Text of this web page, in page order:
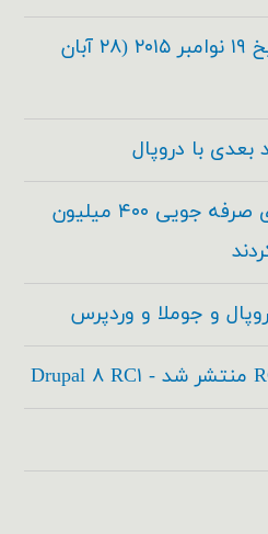
دروپال ۸.۰.۰ در تاریخ ۱۹ نوامبر ۲۰۱۵ (۲۸ آبان
دروپال و آکوئیا برای صرفه جویی ۴۰۰ میلیون
و جوملا و وردپرس